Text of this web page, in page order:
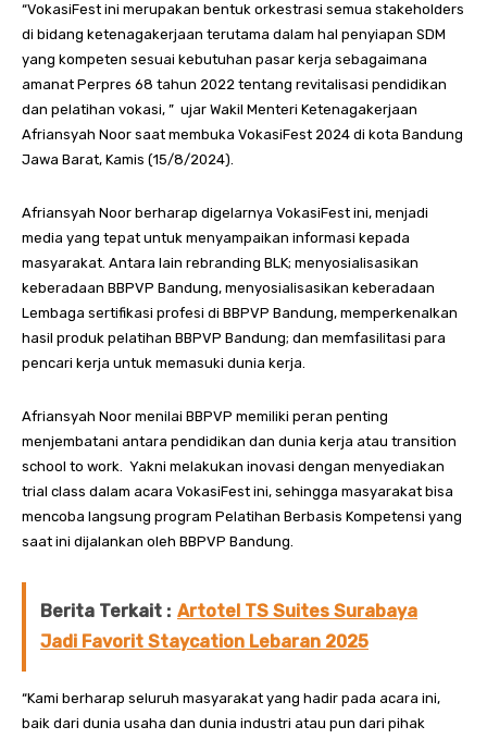
“VokasiFest ini merupakan bentuk orkestrasi semua stakeholders
di bidang ketenagakerjaan terutama dalam hal penyiapan SDM
yang kompeten sesuai kebutuhan pasar kerja sebagaimana
amanat Perpres 68 tahun 2022 tentang revitalisasi pendidikan
dan pelatihan vokasi, ” ujar Wakil Menteri Ketenagakerjaan
Afriansyah Noor saat membuka VokasiFest 2024 di kota Bandung
Jawa Barat, Kamis (15/8/2024).
Afriansyah Noor berharap digelarnya VokasiFest ini, menjadi
media yang tepat untuk menyampaikan informasi kepada
masyarakat. Antara lain rebranding BLK; menyosialisasikan
keberadaan BBPVP Bandung, menyosialisasikan keberadaan
Lembaga sertifikasi profesi di BBPVP Bandung, memperkenalkan
hasil produk pelatihan BBPVP Bandung; dan memfasilitasi para
pencari kerja untuk memasuki dunia kerja.
Afriansyah Noor menilai BBPVP memiliki peran penting
menjembatani antara pendidikan dan dunia kerja atau transition
school to work. Yakni melakukan inovasi dengan menyediakan
trial class dalam acara VokasiFest ini, sehingga masyarakat bisa
mencoba langsung program Pelatihan Berbasis Kompetensi yang
saat ini dijalankan oleh BBPVP Bandung.
Berita Terkait : Artotel TS Suites Surabaya
Jadi Favorit Staycation Lebaran 2025
“Kami berharap seluruh masyarakat yang hadir pada acara ini,
baik dari dunia usaha dan dunia industri atau pun dari pihak